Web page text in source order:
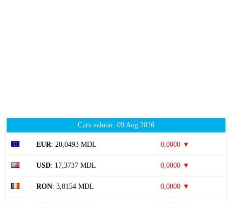
Curs valutar: 09 Aug 2026
EUR: 20,0493 MDL 0,0000 ▼
USD: 17,3737 MDL 0,0000 ▼
RON: 3,8154 MDL 0,0000 ▼